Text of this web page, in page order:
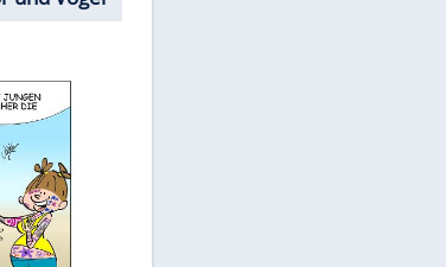
Lebensgeschichten
Memo-Spiel